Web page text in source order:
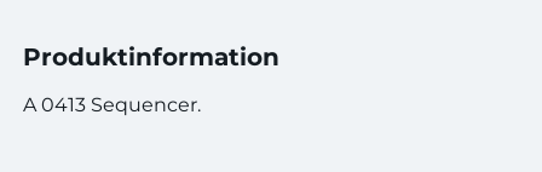
Produktinformation
A 0413 Sequencer.